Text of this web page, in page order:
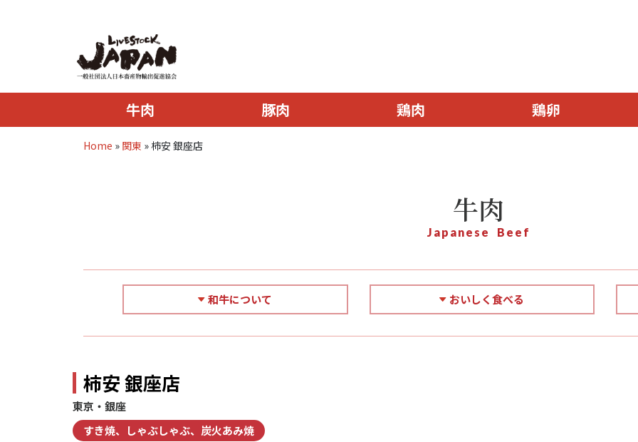
牛肉 豚肉 鶏肉 鶏卵
Home » 関東 »柿安 銀座店
牛肉
Japanese Beef
和牛について おいしく食べる
柿安 銀座店
東京・銀座
すき焼、しゃぶしゃぶ、炭火あみ焼